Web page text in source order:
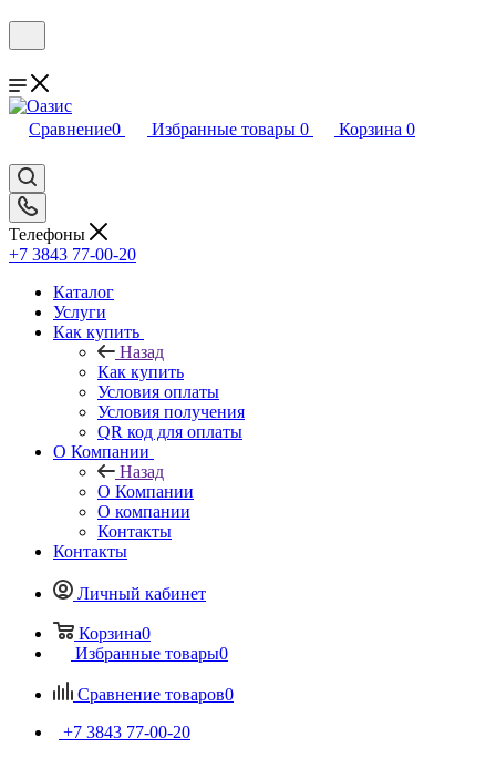
Сравнение0 Избранные товары 0 Корзина 0
Телефоны
+7 3843 77-00-20
Каталог
Услуги
Как купить
Назад
Как купить
Условия оплаты
Условия получения
QR код для оплаты
О Компании
Назад
О Компании
О компании
Контакты
Контакты
Личный кабинет
Корзина0
Избранные товары0
Сравнение товаров0
+7 3843 77-00-20